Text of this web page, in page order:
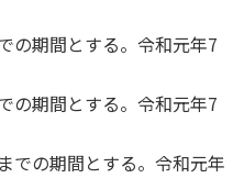
期間とする。令和元年7
期間とする。令和元年7
の期間とする。令和元年